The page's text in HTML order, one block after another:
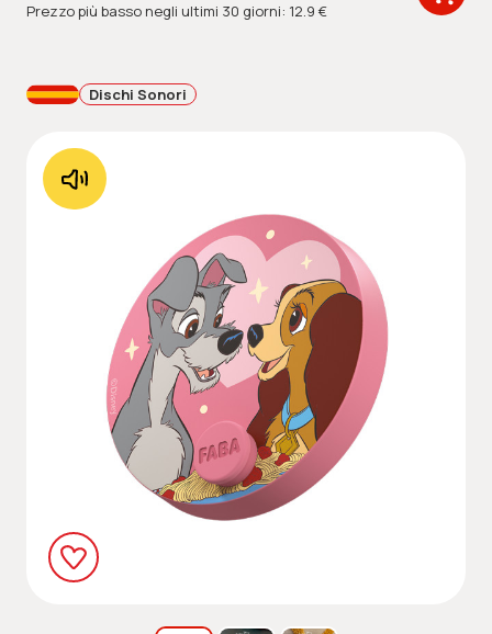
Prezzo più basso negli ultimi 30 giorni: 12.9 €
Dischi Sonori